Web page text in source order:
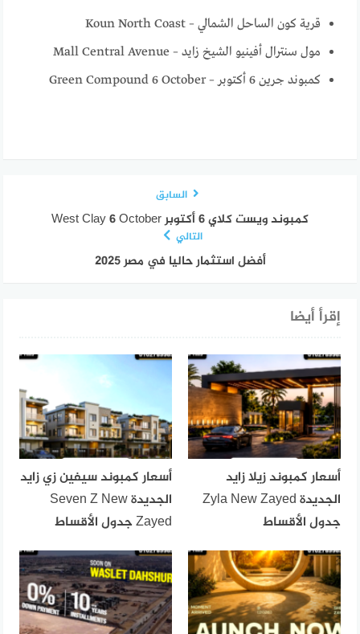
قرية كون الساحل الشمالي – Koun North Coast
مول سنترال أفينيو الشيخ زايد – Mall Central Avenue
كمبوند جرين 6 أكتوبر – Green Compound 6 October
السابق
كمبوند ويست كلاي 6 أكتوبر West Clay 6 October
التالي
أفضل استثمار حاليا في مصر 2025
إقرأ أيضا
أسعار كمبوند زيلا زايد
الجديدة Zyla New Zayed
جدول الأقساط
أسعار كمبوند سيفين زي زايد
الجديدة Seven Z New
Zayed جدول الأقساط